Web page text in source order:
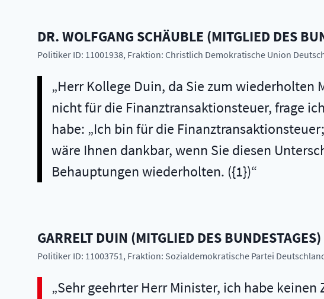
DR.WOLFGANG SCHÄUBLE (MITGLIED DES
Politiker ID: 11001938, Fraktion: Christlich Demokratische Union
Herr Kollege Duin, da Sie zum
nicht für die Finanztransaktionsteuer, frage
habe: „Ich bin für die
wäre Ihnen dankbar, wenn Sie diesen
Behauptungen wiederholten. ({1})
GARRELTDUIN (MITGLIED DES BUNDESTAGES)
Politiker ID: 11003751, Fraktion: Sozialdemokratische Partei
Sehr geehrter Herr Minister, ich habe